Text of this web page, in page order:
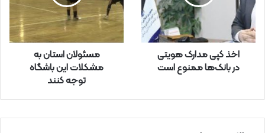
ا
و
ا
ر
اخذ کپی مدارک هویتی
در بانک‌ها ممنوع است
مسئولان استان به
مشکلات این باشگاه
توجه کنند